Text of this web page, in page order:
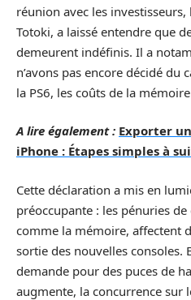
réunion avec les investisseurs,
Totoki, a laissé entendre que
demeurent indéfinis. Il a
n’avons pas encore décidé du
la PS6, les coûts de la
A lire également : Exporter
iPhone : Étapes simples à
Cette déclaration a mis en
préoccupante : les pénuries
comme la mémoire, affectent
sortie des nouvelles consoles.
demande pour des puces de
augmente, la concurrence sur